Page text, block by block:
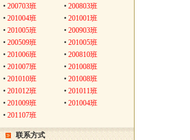
• 200703班 • 200803班
• 201004班 • 201001班
• 201005班 • 200903班
• 200509班 • 201005班
• 201006班 • 200810班
• 201007班 • 201008班
• 201010班 • 201008班
• 201012班 • 201011班
• 201009班 • 201004班
• 201107班
联系方式